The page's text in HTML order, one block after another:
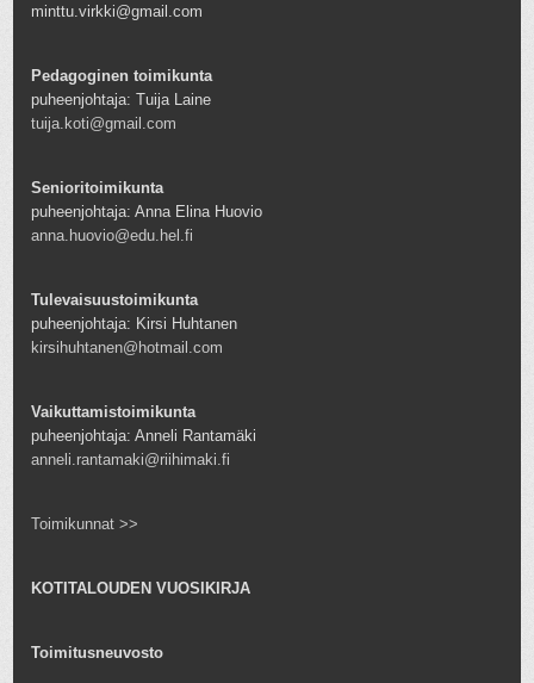
minttu.virkki@gmail.com
Pedagoginen toimikunta
puheenjohtaja: Tuija Laine
tuija.koti@gmail.com
Senioritoimikunta
puheenjohtaja: Anna Elina Huovio
anna.huovio@edu.hel.fi
Tulevaisuustoimikunta
puheenjohtaja: Kirsi Huhtanen
kirsihuhtanen@hotmail.com
Vaikuttamistoimikunta
puheenjohtaja: Anneli Rantamäki
anneli.rantamaki@riihimaki.fi
Toimikunnat >>
KOTITALOUDEN VUOSIKIRJA
Toimitusneuvosto